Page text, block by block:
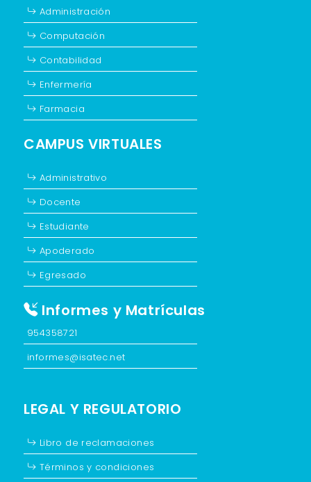
Administración
Computación
Contabilidad
Enfermería
Farmacia
CAMPUS VIRTUALES
Administrativo
Docente
Estudiante
Apoderado
Egresado
Informes y Matrículas
954358721
informes@isatec.net
LEGAL Y REGULATORIO
Libro de reclamaciones
Términos y condiciones